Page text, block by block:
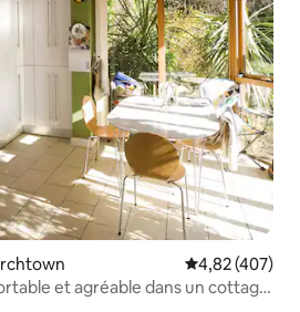
Évaluation
4,82 (407)
et agréable dans un cottage